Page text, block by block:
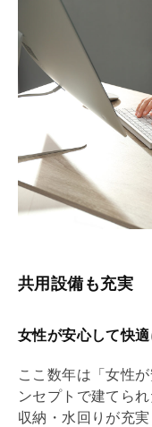
共用設備も充実
女性が安心して快
ここ数年は「女性
ンセプトで建てら
収納・水回りが充